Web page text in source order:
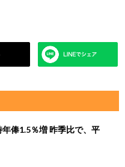
俸1.5％増 昨季比で、平